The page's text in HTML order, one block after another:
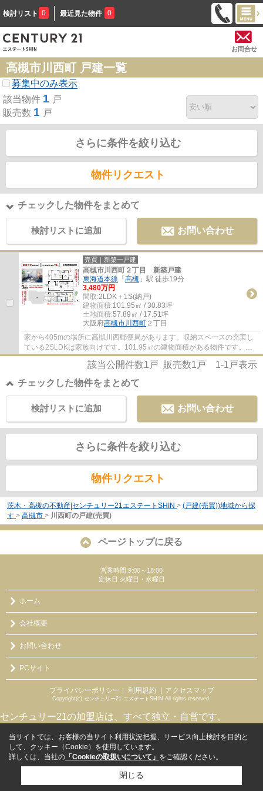
検討リスト 0 最近見た物件 0
お問合せ
高槻市川西町 戸建一覧
募集中のみ表示
該当物件 1 戸
販売数 1 戸
さらに条件を絞り込む
物件リクエスト
チェックした物件をまとめて
検討リストに追加 お問い合わせ
売買｜新築一戸建
高槻市川西町２丁目 新築戸建
東海道本線 「 高槻 」駅 徒歩19分
3,480万円
間取:2LDK＋1S(納戸)
建物面積:101.95㎡ / 30.83坪
土地面積:57.89㎡ / 17.51坪
大阪府高槻市川西町 ２丁目
家から405mの場所に高槻川西郵便局があります。収納スペースの充実し
ている2SLDKは家族向けです。101.95㎡の建物面積がある物件です。シ
ステムキッチン付きの物件です。高槻市を中心に...
該当公開件数1 戸 販売数1 戸 1-1 戸表示
チェックした物件をまとめて
お問い合わせ
検討リストに追加
さらに条件を絞り込む
物件リクエスト
茨木・高槻の不動産|センチュリー21エステートSHIN > (戸建(売買))地域から探
す > 高槻市 > 川西町の戸建(売買)
ページトップに戻る
営業時間:9:00～18:00
定休日:火曜日・水曜日
ホーム
会社概要
お問い合わせ
PCサイト
プライバシーポリシー ｜ 利用規約 ｜アクセスマップ
Copyright(c) センチュリー21 エステートSHIN All rights reserved.
センチュリー21の加盟店は、すべて独立・自営です。
当サイトでは、お客様の当サイト利用状況把握、サービス向上検討を目的と
して、クッキー（Cookie）を使用しています。
詳しくは、当社の 「Cookieの取扱いについて」 をご確認ください。
閉じる